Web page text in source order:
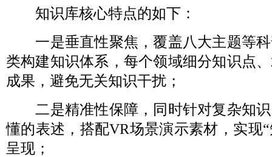
知识库核心特点的如下：
一是垂直性聚焦，覆盖八大主题等科
类构建知识体系，每个领域细分知识点
成果，避免无关知识干扰；
二是精准性保障，同时针对复杂知识
懂的表述，搭配VR场景演示素材，实现
呈现；